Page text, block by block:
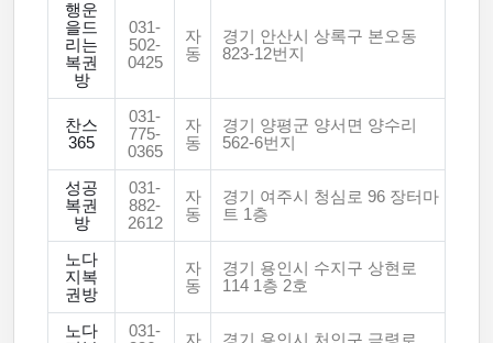
행운
을드
리는
복권
방
031-
502-
0425
자
동
경기 안산시 상록구 본오동
823-12번지
찬스
365
031-
775-
0365
자
동
경기 양평군 양서면 양수리
562-6번지
성공
복권
방
031-
882-
2612
자
동
경기 여주시 청심로 96 장터마
트 1층
노다
지복
권방
자
동
경기 용인시 수지구 상현로
114 1층 2호
노다
031-